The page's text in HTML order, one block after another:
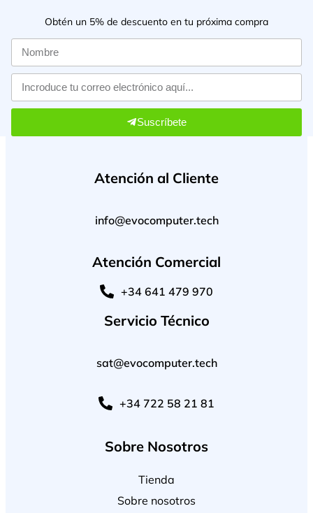
Obtén un 5% de descuento en tu próxima compra
Suscríbete
Atención al Cliente
info@evocomputer.tech
Atención Comercial
+34 641 479 970
Servicio Técnico
sat@evocomputer.tech
+34 722 58 21 81
Sobre Nosotros
Tienda
Sobre nosotros